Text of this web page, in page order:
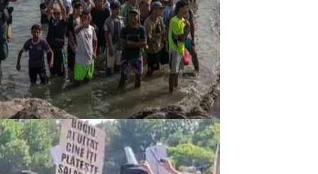
USD: 4,5480 RON
-0,0144 ▼
CHF : 5,6210 RON
-0,0093 ▼
GBP : 6,1244 RON
-0,0074 ▼
Convertor valutar
»
Rezultat: -